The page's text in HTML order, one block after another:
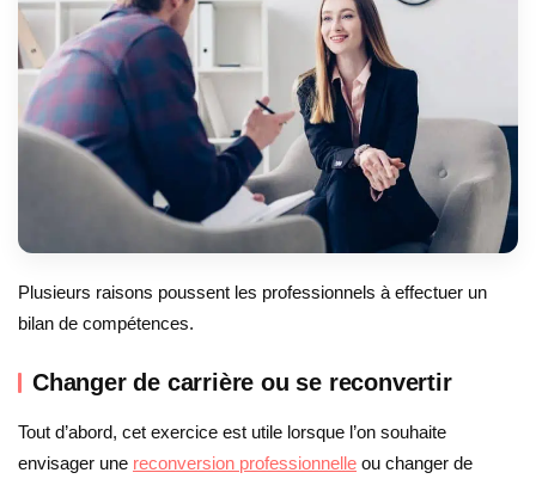
Plusieurs raisons poussent les professionnels à effectuer un
bilan de compétences.
Changer de carrière ou se reconvertir
Tout d’abord, cet exercice est utile lorsque l’on souhaite
envisager une reconversion professionnelle ou changer de